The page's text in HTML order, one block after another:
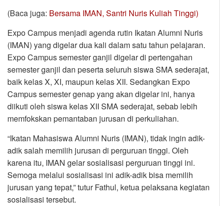
(Baca juga: Bersama IMAN, Santri Nuris Kuliah Tinggi)
Expo Campus menjadi agenda rutin Ikatan Alumni Nuris
(IMAN) yang digelar dua kali dalam satu tahun pelajaran.
Expo Campus semester ganjil digelar di pertengahan
semester ganjil dan peserta seluruh siswa SMA sederajat,
baik kelas X, XI, maupun kelas XII. Sedangkan Expo
Campus semester genap yang akan digelar ini, hanya
diikuti oleh siswa kelas XII SMA sederajat, sebab lebih
memfokskan pemantaban jurusan di perkuliahan.
“Ikatan Mahasiswa Alumni Nuris (IMAN), tidak ingin adik-
adik salah memilih jurusan di perguruan tinggi. Oleh
karena itu, IMAN gelar sosialisasi perguruan tinggi ini.
Semoga melalui sosialisasi ini adik-adik bisa memilih
jurusan yang tepat,” tutur Fathul, ketua pelaksana kegiatan
sosialisasi tersebut.